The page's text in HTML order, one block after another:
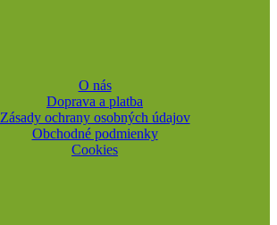
O nás
Doprava a platba
Zásady ochrany osobných údajov
Obchodné podmienky
Cookies